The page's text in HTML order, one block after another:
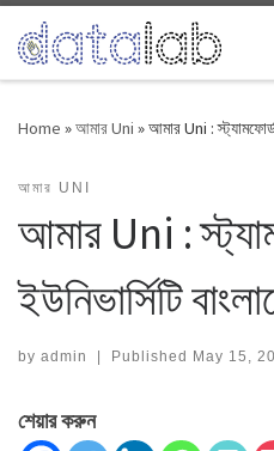
Skip to content
Home »আমার Uni »আমার Uni : স্ট্যামফোর্ড
আমার UNI
আমার Uni :
ইউনিভার্সিটি
by admin | Published May 15,
শেয়ার করুন